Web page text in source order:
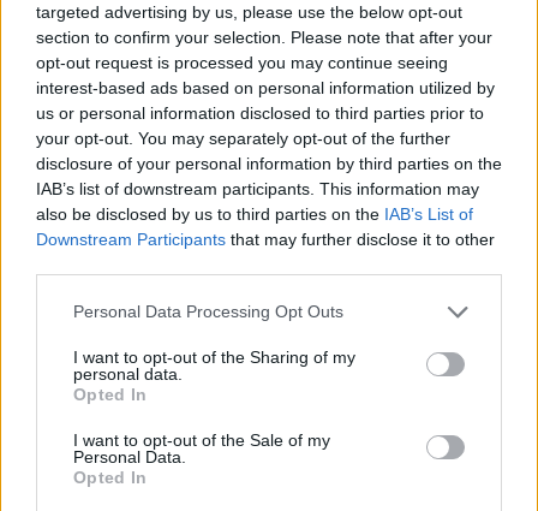
targeted advertising by us, please use the below opt-out
section to confirm your selection. Please note that after your
opt-out request is processed you may continue seeing
interest-based ads based on personal information utilized by
us or personal information disclosed to third parties prior to
your opt-out. You may separately opt-out of the further
disclosure of your personal information by third parties on the
IAB’s list of downstream participants. This information may
also be disclosed by us to third parties on the IAB’s List of
Downstream Participants that may further disclose it to other
Personal Data Processing Opt Outs
I want to opt-out of the Sharing of my
personal data.
Opted In
I want to opt-out of the Sale of my
Personal Data.
Opted In
REPER
SENS
SOS (Șoșoacă)
POT (Gavrilă)
PACE (Peia)
Acțiunea Conservatoare (Târziu)
PDF (Lazarus)
PUSL (D. Voiculescu)
PNȚCD (Pavelescu)
PNCR (Terheș)
Partidul Patrioților (Surugiu)
România pe Primul Loc (Ponta)
Altul